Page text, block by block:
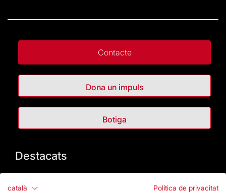
Contacte
Dona un impuls
Botiga
Destacats
català
Política de privacitat